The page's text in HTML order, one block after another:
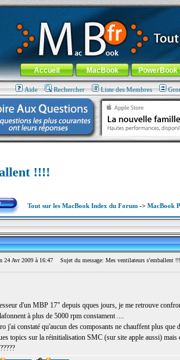
fr.com : 100% Apple... 100% nomade !
au contenu-Aller au menu général-Aller au
Menu général
Accueil MacBook PowerBook
Aide Rechercher Liste des Membres
!!!!
Tout sur les MacBook Index du Forum-> MacBook
24 Avr 2009 à 16:47 Sujet du message: Mes ventilateurs s'emballent
d'un MBP 17" depuis qques jours, je me retrouve
à plus de 5000 rpm constament ....
j'ai constaté qu'aucun des composants ne chauffent plus
topics sur la réinitialisation SMC (sur site apple aussi)